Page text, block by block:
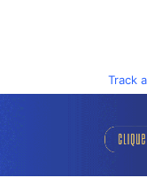
Track